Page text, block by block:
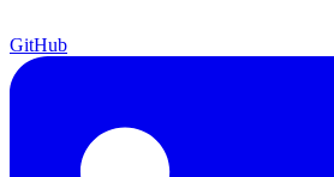
GitHub